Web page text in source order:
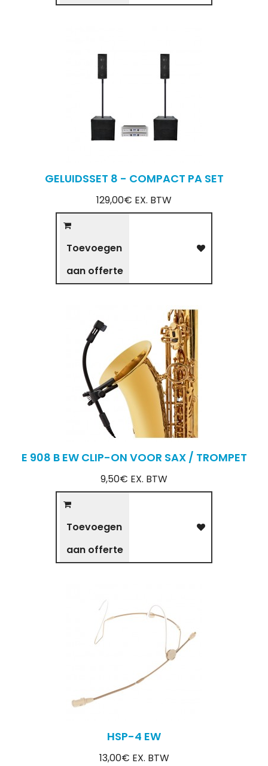
GELUIDSSET 8 - COMPACT PA SET
129,00€ EX. BTW
Toevoegen
aan offerte
E 908 B EW CLIP-ON VOOR SAX / TROMPET
9,50€ EX. BTW
Toevoegen
aan offerte
HSP-4 EW
13,00€ EX. BTW